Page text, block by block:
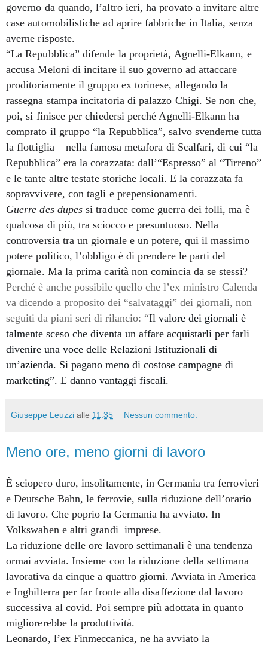
governo da quando, l’altro ieri, ha provato a invitare altre
case automobilistiche ad aprire fabbriche in Italia, senza
averne risposte.
“La Repubblica” difende la proprietà, Agnelli-Elkann, e
accusa Meloni di incitare il suo governo ad attaccare
proditoriamente il gruppo ex torinese, allegando la
rassegna stampa incitatoria di palazzo Chigi. Se non che,
poi, si finisce per chiedersi perché Agnelli-Elkann ha
comprato il gruppo “la Repubblica”, salvo svenderne tutta
la flottiglia – nella famosa metafora di Scalfari, di cui “la
Repubblica” era la corazzata: dall’“Espresso” al “Tirreno”
e le tante altre testate storiche locali. E la corazzata fa
sopravvivere, con tagli e prepensionamenti.
Guerre des dupessi traduce come guerra dei folli, ma è
qualcosa di più, tra sciocco e presuntuoso. Nella
controversia tra un giornale e un potere, qui il massimo
potere politico, l’obbligo è di prendere le parti del
giornale. Ma la prima carità non comincia da se stessi?
Perché è anche possibile quello che l’ex ministro Calenda
va dicendo a proposito dei “salvataggi” dei giornali, non
seguiti da piani seri di rilancio: “Il valore dei giornali è
talmente sceso che diventa un affare acquistarli per farli
divenire una voce delle Relazioni Istituzionali di
un’azienda. Si pagano meno di costose campagne di
marketing”. E danno vantaggi fiscali.
Giuseppe Leuzzi alle 11:35 Nessun commento:
Meno ore, meno giorni di lavoro
È sciopero duro, insolitamente, in Germania tra ferrovieri
e Deutsche Bahn, le ferrovie, sulla riduzione dell’orario
di lavoro. Che poprio la Germania ha avviato. In
Volkswahen e altri grandi imprese.
La riduzione delle ore lavoro settimanali è una tendenza
ormai avviata. Insieme con la riduzione della settimana
lavorativa da cinque a quattro giorni. Avviata in America
e Inghilterra per far fronte alla disaffezione dal lavoro
successiva al covid. Poi sempre più adottata in quanto
migliorerebbe la produttività.
Leonardo, l’ex Finmeccanica, ne ha avviato la